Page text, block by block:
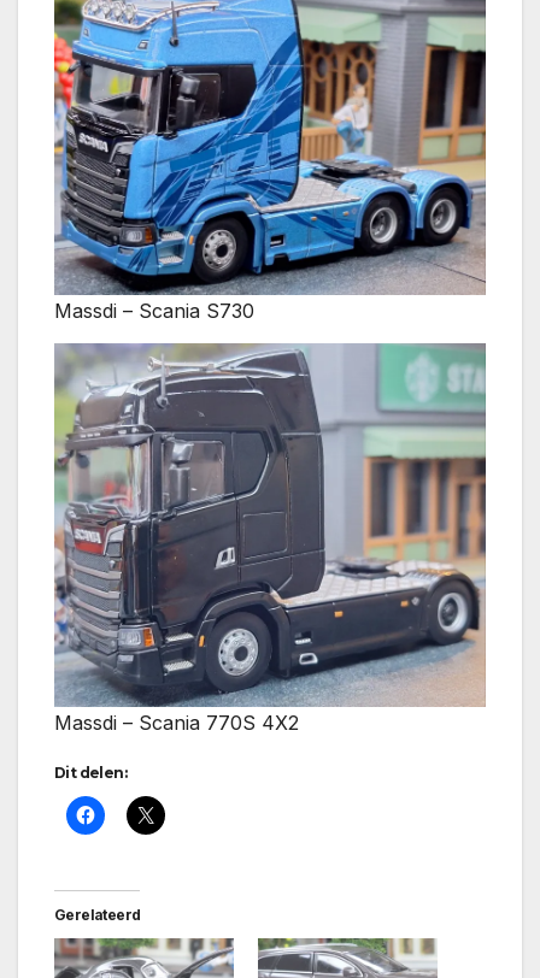
Massdi – Scania S730
Massdi – Scania 770S 4X2
Dit delen:
Gerelateerd